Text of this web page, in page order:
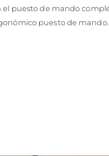
el puesto de mando
puesto de mando.